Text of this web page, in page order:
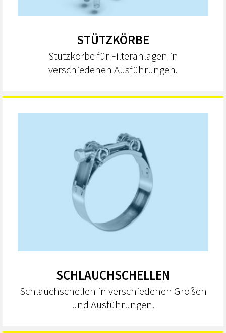
STÜTZKÖRBE
Stützkörbe für Filteranlagen in
verschiedenen Ausführungen.
SCHLAUCHSCHELLEN
Schlauchschellen in verschiedenen Größen
und Ausführungen.